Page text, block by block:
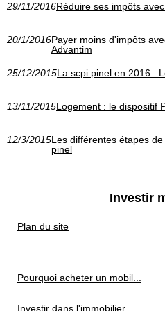
29/11/2016Réduire ses impôts
20/1/2016Payer moins d'impôts
Advantim
25/12/2015La scpi pinel en 2016 :
13/11/2015Logement : le dispositif
12/3/2015Les différentes étapes de
pinel
Investir
Plan du site
Pourquoi acheter un mobil...
Investir dans l'immobilier...